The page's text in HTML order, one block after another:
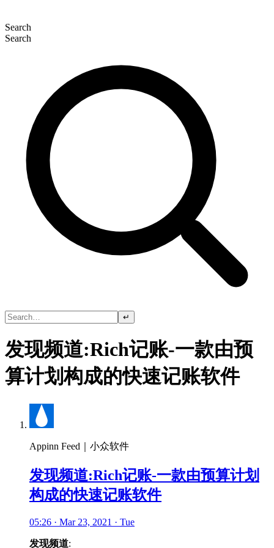
Search
Search
↵
发现频道:Rich记账-一款由预
算计划构成的快速记账软件
Appinn Feed｜小众软件
发现频道:Rich记账-一款由预算计划
构成的快速记账软件
05:26 · Mar 23, 2021 · Tue
发现频道: